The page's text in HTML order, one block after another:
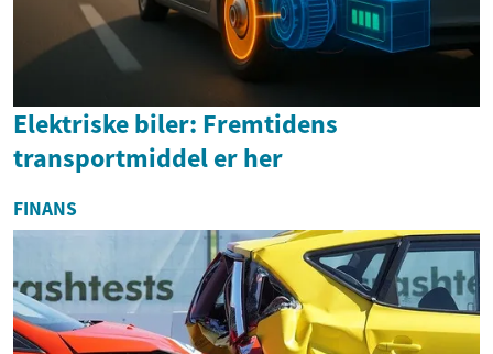
Elektriske biler: Fremtidens
transportmiddel er her
FINANS